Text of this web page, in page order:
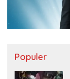
Populer